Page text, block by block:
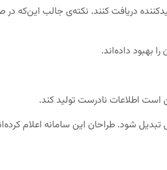
دریافت کنند. نکته‌ی جالب این‌که
است اطلاعات نادرست تولید کند.
تبدیل شود. طراحان این سامانه اعلام